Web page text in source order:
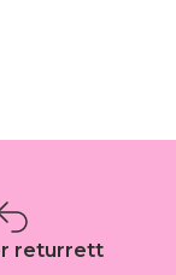
returrett